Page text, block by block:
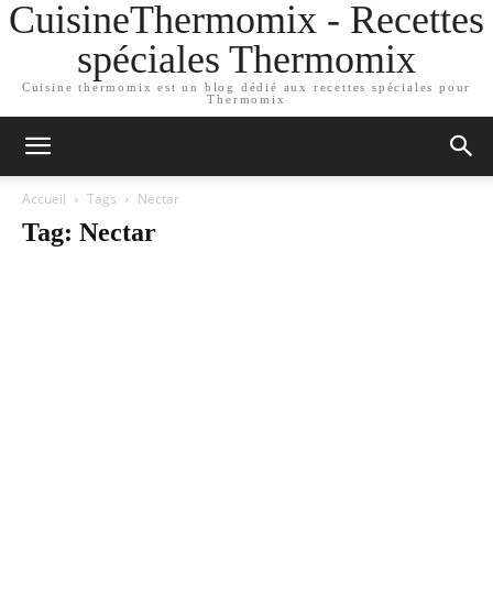
CuisineThermomix - Recettes
spéciales Thermomix
Cuisine thermomix est un blog dédié aux recettes spéciales pour
Thermomix
Accueil Tags Nectar
Tag: Nectar